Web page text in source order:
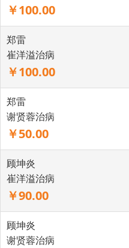
￥100.00
郑雷
崔洋溢治病
￥100.00
郑雷
谢贤蓉治病
￥50.00
顾坤炎
崔洋溢治病
￥90.00
顾坤炎
谢贤蓉治病